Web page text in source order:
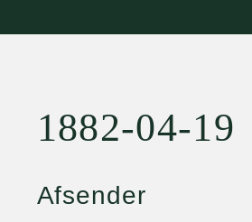
1882-04-19
Afsender